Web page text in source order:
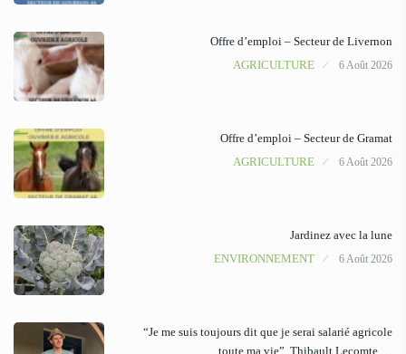
Offre d’emploi – Secteur de Livernon
AGRICULTURE
6 Août 2026
Offre d’emploi – Secteur de Gramat
AGRICULTURE
6 Août 2026
Jardinez avec la lune
ENVIRONNEMENT
6 Août 2026
“Je me suis toujours dit que je serai salarié agricole
toute ma vie”, Thibault Lecomte,…